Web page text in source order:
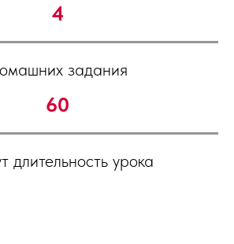
4
задания
60
длительность урока